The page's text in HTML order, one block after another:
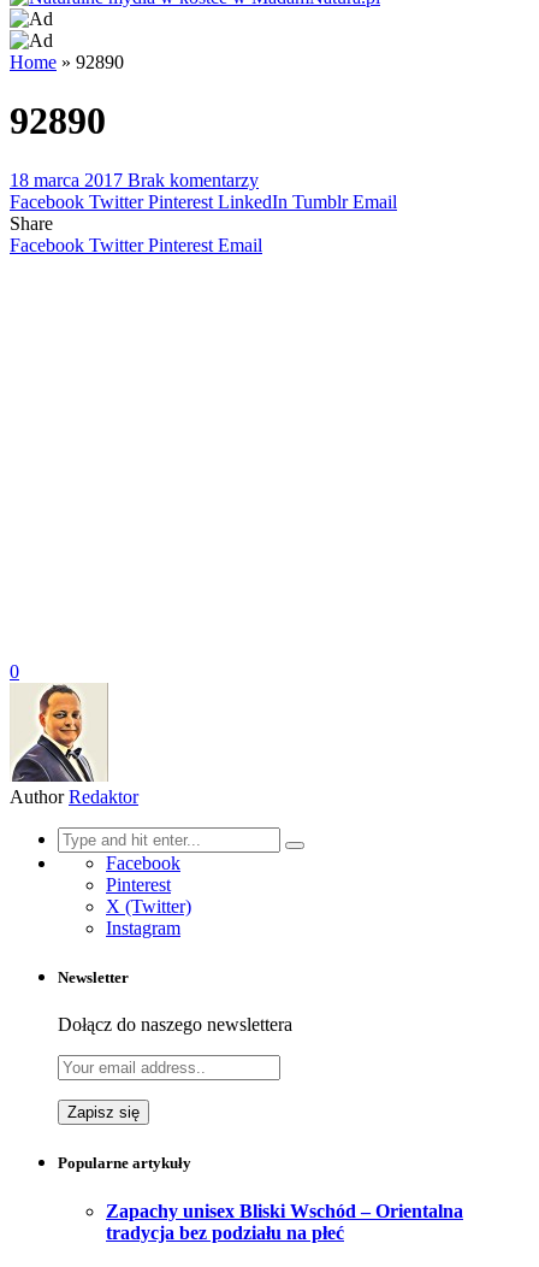
Home » 92890
92890
18 marca 2017 Brak komentarzy
Facebook Twitter Pinterest LinkedIn Tumblr Email
Share
Facebook Twitter Pinterest Email
0
Author Redaktor
Search
for:
Facebook
Pinterest
X (Twitter)
Instagram
Newsletter
Dołącz do naszego newslettera
Popularne artykuły
Zapachy unisex Bliski Wschód – Orientalna
tradycja bez podziału na płeć